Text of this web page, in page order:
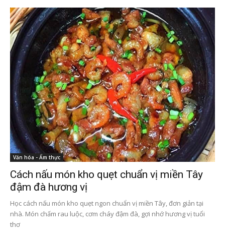
Văn hóa - Ẩm thực
Cách nấu món kho quẹt chuẩn vị miền Tây
đậm đà hương vị
Học cách nấu món kho quẹt ngon chuẩn vị miền Tây, đơn giản tại
nhà. Món chấm rau luộc, cơm cháy đậm đà, gợi nhớ hương vị tuổi
thơ